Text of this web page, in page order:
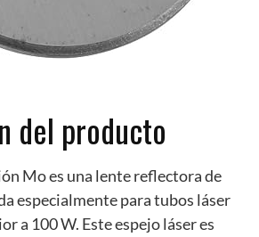
del producto
Mo es una lente reflectora de
especialmente para tubos láser
a 100 W. Este espejo láser es